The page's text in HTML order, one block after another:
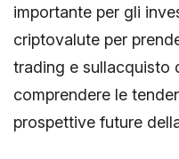
importante per gli
criptovalute per
trading e sullacquisto
comprendere le
prospettive future